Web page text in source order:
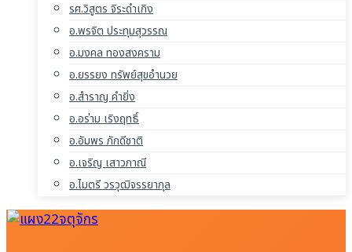
รศ.วิสูตร จิระดำเกิง
อ.พรจิต ประทุมสุวรรณ
อ.มงคล ทองสงคราม
อ.ยรรยง ทรัพย์สุขอำนวย
อ.สำราญ คำยิ่ง
อ.อร่าม เริงฤทธิ์
อ.อัมพร ภักดีชาติ
อ.เจริญ เสาวภาณี
อ.ไมตรี วรวุฒิจรรยากุล